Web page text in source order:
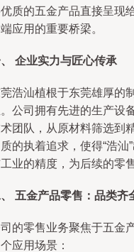
质的五金产品直接呈现
应用的重要桥梁。
企业实力与匠心传承
浩汕植根于东莞雄厚的
公司拥有先进的生产设
团队，从原材料筛选到
的执着追求，使得“浩
业的精度，为后续的零
五金产品零售：品类齐
的零售业务聚焦于五金
应用场景：